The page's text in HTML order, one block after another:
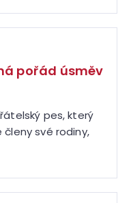
pořád úsměv
pes, který
své rodiny,